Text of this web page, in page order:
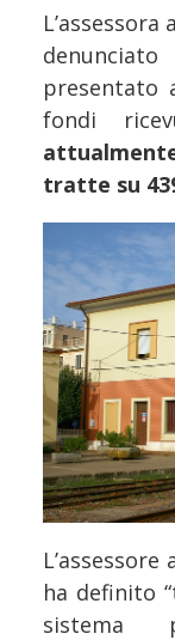
presentato
fondi
tratte su
ha definito
sistema